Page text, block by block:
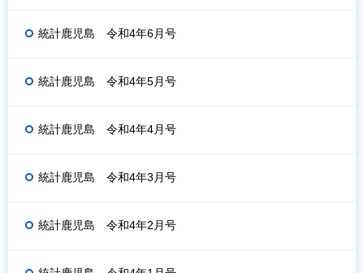
統計鹿児島 令和4年6月号
統計鹿児島 令和4年5月号
統計鹿児島 令和4年4月号
統計鹿児島 令和4年3月号
統計鹿児島 令和4年2月号